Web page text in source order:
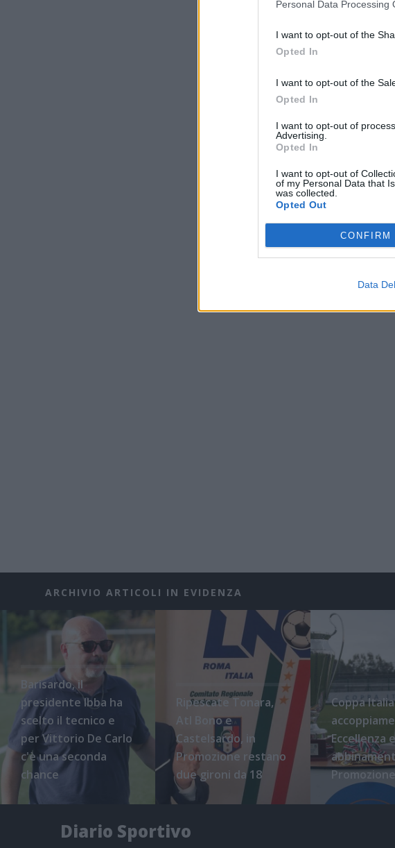
Personal Data Processing
I want to opt-out of the
Opted In
I want to opt-out of the
Opted In
I want to opt-out of
Advertising.
Opted In
I want to opt-out of
of my Personal Data that
was collected.
Opted Out
CONFIRM
Data
ARCHIVIO ARTICOLI IN EVIDENZA
Barisardo, il
presidente Ibba ha
scelto il tecnico e
per Vittorio De Carlo
c'è una seconda
chance
Ripescate Tonara,
Atl Bono e
Castelsardo, in
Promozione restano
due gironi da 18
Coppa
Eccellenza
Promozione
Diario Sportivo